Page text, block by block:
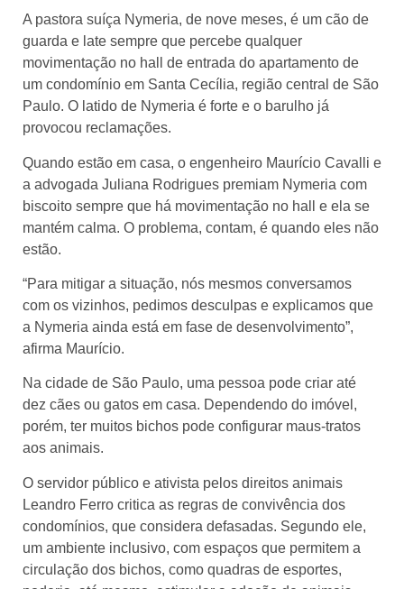
A pastora suíça Nymeria, de nove meses, é um cão de
guarda e late sempre que percebe qualquer
movimentação no hall de entrada do apartamento de
um condomínio em Santa Cecília, região central de São
Paulo. O latido de Nymeria é forte e o barulho já
provocou reclamações.
Quando estão em casa, o engenheiro Maurício Cavalli e
a advogada Juliana Rodrigues premiam Nymeria com
biscoito sempre que há movimentação no hall e ela se
mantém calma. O problema, contam, é quando eles não
estão.
“Para mitigar a situação, nós mesmos conversamos
com os vizinhos, pedimos desculpas e explicamos que
a Nymeria ainda está em fase de desenvolvimento”,
afirma Maurício.
Na cidade de São Paulo, uma pessoa pode criar até
dez cães ou gatos em casa. Dependendo do imóvel,
porém, ter muitos bichos pode configurar maus-tratos
aos animais.
O servidor público e ativista pelos direitos animais
Leandro Ferro critica as regras de convivência dos
condomínios, que considera defasadas. Segundo ele,
um ambiente inclusivo, com espaços que permitem a
circulação dos bichos, como quadras de esportes,